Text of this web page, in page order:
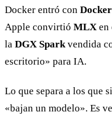
Docker entró con
Apple convirtió MLX en
la DGX Sparkvendida
escritorio» para IA.
Lo que separa a los que
«bajan un modelo». Es